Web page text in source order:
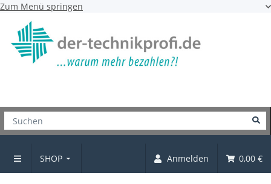
Zum Menü springen
SHOP Anmelden 0,00 €
Startseite